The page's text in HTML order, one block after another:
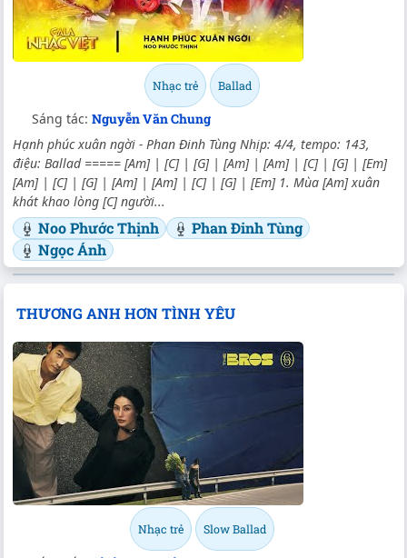
Nhạc trẻ Ballad
Sáng tác: Nguyễn Văn Chung
Hạnh phúc xuân ngời - Phan Đinh Tùng Nhịp: 4/4, tempo: 143,
điệu: Ballad ===== [Am] | [C] | [G] | [Am] | [Am] | [C] | [G] | [Em]
[Am] | [C] | [G] | [Am] | [Am] | [C] | [G] | [Em] 1. Mùa [Am] xuân
khát khao lòng [C] người...
Noo Phước Thịnh
Phan Đinh Tùng
Ngọc Ánh
THƯƠNG ANH HƠN TÌNH YÊU
Nhạc trẻ Slow Ballad